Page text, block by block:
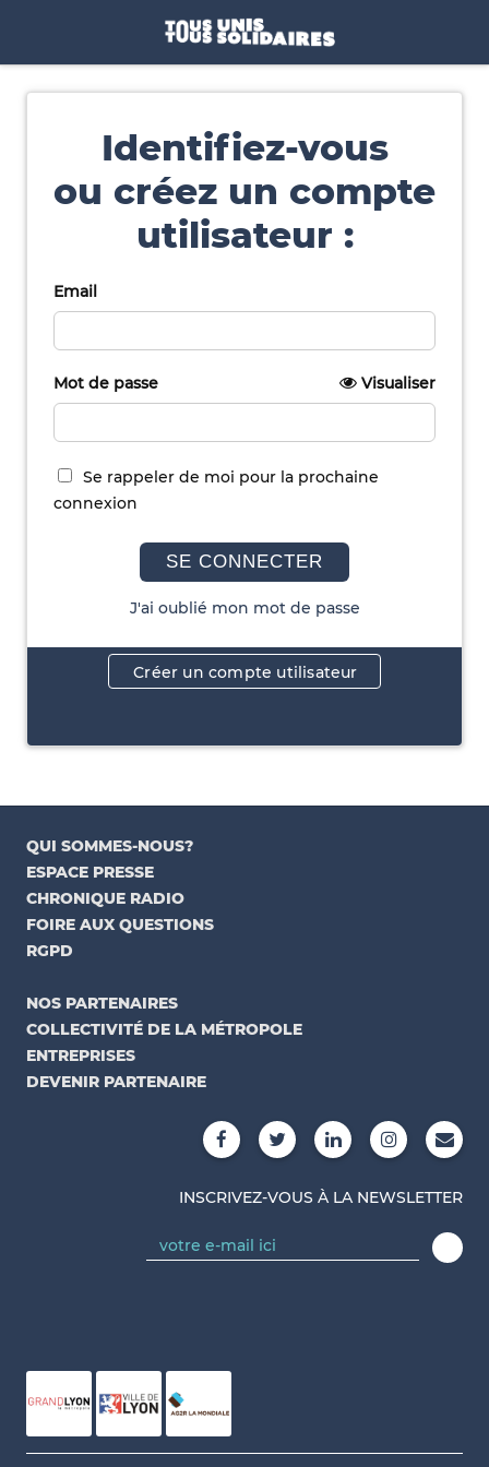
Identifiez-vous
ou créez un compte
utilisateur :
Email
Mot de passe Visualiser
Se rappeler de moi pour la prochaine
connexion
SE CONNECTER
J'ai oublié mon mot de passe
Créer un compte utilisateur
QUI SOMMES-NOUS?
ESPACE PRESSE
CHRONIQUE RADIO
FOIRE AUX QUESTIONS
RGPD
NOS PARTENAIRES
COLLECTIVITÉ DE LA MÉTROPOLE
ENTREPRISES
DEVENIR PARTENAIRE
INSCRIVEZ-VOUS À LA NEWSLETTER